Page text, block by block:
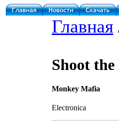
Главная
Shoot the
Monkey Mafia
Electronica